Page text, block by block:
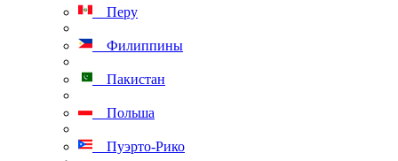
Перу
Филиппины
Пакистан
Польша
Пуэрто-Рико